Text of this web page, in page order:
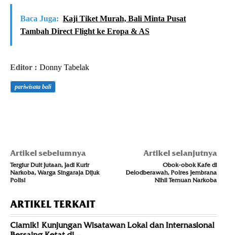
Baca Juga: Kaji Tiket Murah, Bali Minta Pusat
Tambah Direct Flight ke Eropa & AS
Editor : Donny Tabelak
pariwisata bali
Artikel sebelumnya
Tergiur Duit Jutaan, Jadi Kurir
Narkoba, Warga Singaraja Dijuk
Polisi
Artikel selanjutnya
Obok-obok Kafe di
Delodberawah, Polres Jembrana
Nihil Temuan Narkoba
ARTIKEL TERKAIT
Ciamik! Kunjungan Wisatawan Lokal dan Internasional